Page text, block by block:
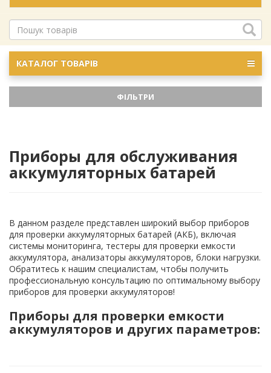
КАТАЛОГ ТОВАРІВ
ФІЛЬТРИ
Приборы для обслуживания
аккумуляторных батарей
В данном разделе представлен широкий выбор приборов
для проверки аккумуляторных батарей (АКБ), включая
системы мониторинга, тестеры для проверки емкости
аккумулятора, анализаторы аккумуляторов, блоки нагрузки.
Обратитесь к нашим специалистам, чтобы получить
профессиональную консультацию по оптимальному выбору
приборов для проверки аккумуляторов!
Приборы для проверки емкости
аккумуляторов и других параметров: